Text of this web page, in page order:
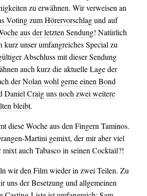
zu erwähnen. Wir verweisen an
Voting zum Hörervorschlagund auf
aus der letzten Sendung! Natürlich
kurz unser umfangreiches Special zu
Abschluss mit dieser Sendung
auch kurz die aktuelle Lage der
derNolan wohl gerne einen Bond
Daniel Craig uns noch zwei weitere
bleibt.
diese Woche aus den Fingern Taminos.
Martini gemixt, der mir aber viel
auch Tabasco in seinen Cocktail?!
wir den Film wieder in zwei Teilen. Zu
uns der Besetzung und allgemeinen